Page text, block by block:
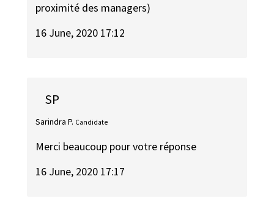
proximité des managers)
16 June, 2020 17:12
SP
Sarindra P. Candidate
Merci beaucoup pour votre réponse
16 June, 2020 17:17